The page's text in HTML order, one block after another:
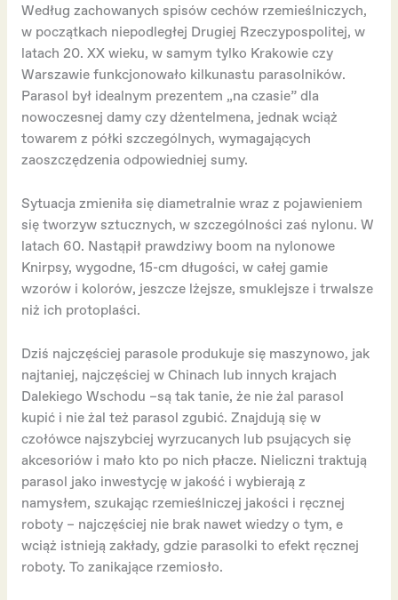
Według zachowanych spisów cechów rzemieślniczych,
w początkach niepodległej Drugiej Rzeczypospolitej, w
latach 20. XX wieku, w samym tylko Krakowie czy
Warszawie funkcjonowało kilkunastu parasolników.
Parasol był idealnym prezentem „na czasie” dla
nowoczesnej damy czy dżentelmena, jednak wciąż
towarem z półki szczególnych, wymagających
zaoszczędzenia odpowiedniej sumy.
Sytuacja zmieniła się diametralnie wraz z pojawieniem
się tworzyw sztucznych, w szczególności zaś nylonu. W
latach 60. Nastąpił prawdziwy boom na nylonowe
Knirpsy, wygodne, 15-cm długości, w całej gamie
wzorów i kolorów, jeszcze lżejsze, smuklejsze i trwalsze
niż ich protoplaści.
Dziś najczęściej parasole produkuje się maszynowo, jak
najtaniej, najczęściej w Chinach lub innych krajach
Dalekiego Wschodu –są tak tanie, że nie żal parasol
kupić i nie żal też parasol zgubić. Znajdują się w
czołówce najszybciej wyrzucanych lub psujących się
akcesoriów i mało kto po nich płacze. Nieliczni traktują
parasol jako inwestycję w jakość i wybierają z
namysłem, szukając rzemieślniczej jakości i ręcznej
roboty – najczęściej nie brak nawet wiedzy o tym, e
wciąż istnieją zakłady, gdzie parasolki to efekt ręcznej
roboty. To zanikające rzemiosło.